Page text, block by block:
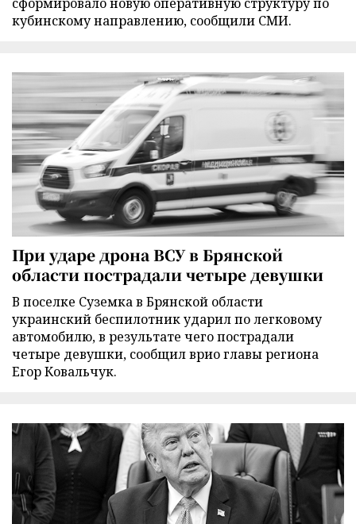
кубинскому направлению, сообщили СМИ.
При ударе дрона ВСУ в Брянской
области пострадали четыре девушки
В поселке Суземка в Брянской области
украинский беспилотник ударил по легковому
автомобилю, в результате чего пострадали
четыре девушки, сообщил врио главы региона
Егор Ковальчук.